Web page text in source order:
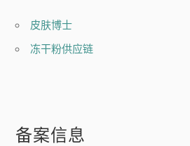
皮肤博士
冻干粉供应链
备案信息